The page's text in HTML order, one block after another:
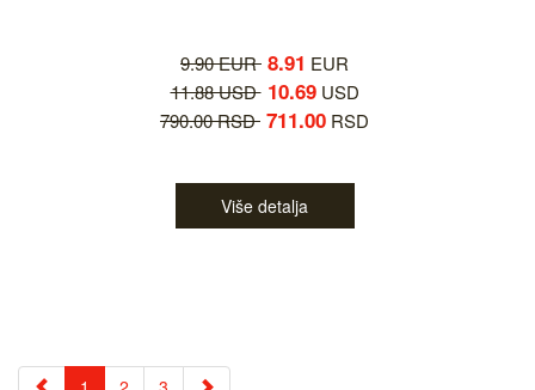
9.90 EUR 8.91 EUR
11.88 USD 10.69USD
790.00 RSD 711.00 RSD
Više detalja